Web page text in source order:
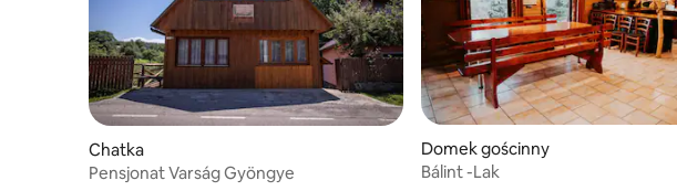
Chatka
Pensjonat Varság Gyöngye
Domek gościnny
Bálint -Lak